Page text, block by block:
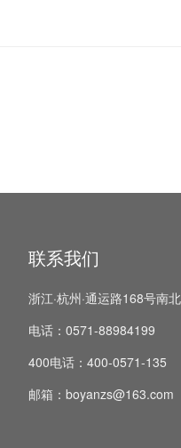
联系我们
浙江·杭州·通运路168号南
电话：0571-88984199
400电话：400-0571-135
邮箱：boyanzs@163.com